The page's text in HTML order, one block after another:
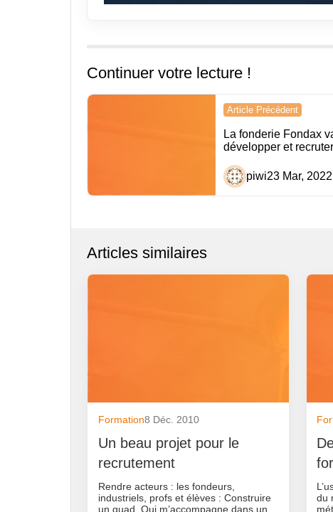
Continuer votre lecture !
Navigation
de
Article Précédent
La fonderie Fondax
développer et recruter
piwi23 Mar, 2022
Articles similaires
Formation8 Déc. 2010
Un beau projet pour le
recrutement
Rendre acteurs : les fondeurs,
industriels, profs et élèves : Construire
un quad. Qui m’accompagne dans un
du